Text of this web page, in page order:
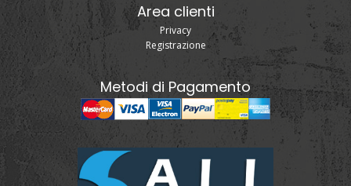
Area clienti
Privacy
Registrazione
Metodi di Pagamento